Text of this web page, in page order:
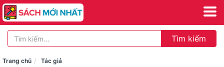
Tìm kiếm
Trang chủ Tác giả